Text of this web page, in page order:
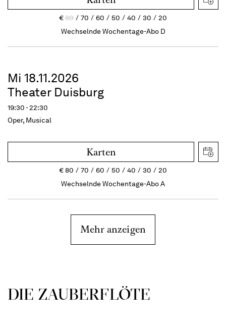
€80 70 60 50 40 30
20
Wechselnde Wochentage-Abo D
Mi 18.11.2026
Theater Duisburg
19:30 - 22:30
Oper, Musical
Karten
€80 70 60 50 40 30
20
Wechselnde Wochentage-Abo A
Mehr anzeigen
DIE ZAUBER­FLÖTE